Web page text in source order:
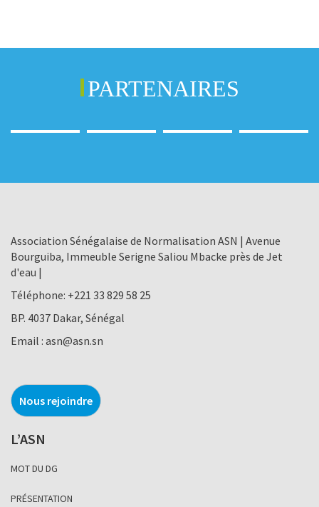
PARTENAIRES
Association Sénégalaise de Normalisation ASN | Avenue
Bourguiba, Immeuble Serigne Saliou Mbacke près de Jet
d'eau |
Téléphone: +221 33 829 58 25
BP. 4037 Dakar, Sénégal
Email : asn@asn.sn
Nous rejoindre
L’ASN
MOT DU DG
PRÉSENTATION